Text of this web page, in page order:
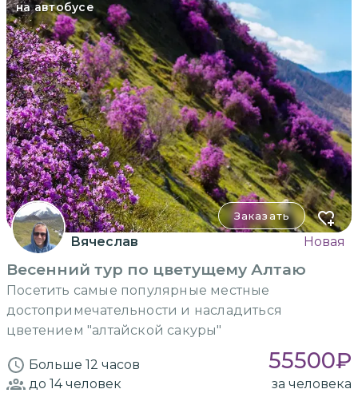
на автобусе
Заказать
Вячеслав Новая
Весенний тур по цветущему Алтаю
Посетить самые популярные местные
достопримечательности и насладиться
цветением "алтайской сакуры"
Больше 12 часов 55500₽
до 14человек за человека